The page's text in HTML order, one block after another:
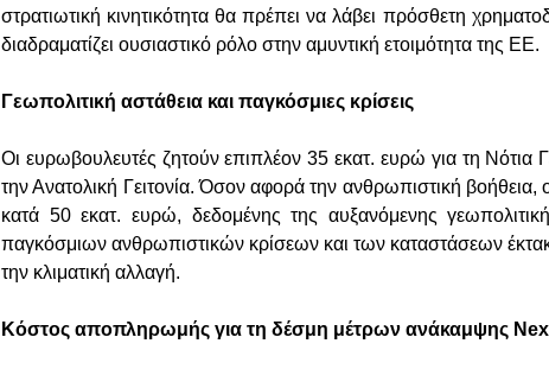
στρατιωτική κινητικότητα θα πρέπει να λάβει πρόσθετη
διαδραματίζει ουσιαστικό ρόλο στην αμυντική ετοιμότητα της ΕΕ.
Γεωπολιτική αστάθεια και παγκόσμιες κρίσεις
Οι ευρωβουλευτές ζητούν επιπλέον 35 εκατ. ευρώ για τη Νότια
την Ανατολική Γειτονία. Όσον αφορά την ανθρωπιστική
κατά 50 εκατ. ευρώ, δεδομένης της αυξανόμενης
παγκόσμιων ανθρωπιστικών κρίσεων και των καταστάσεων
την κλιματική αλλαγή.
Κόστος αποπληρωμής για τη δέσμη μέτρων ανάκαμψης